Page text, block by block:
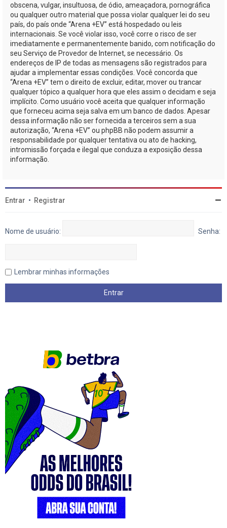
obscena, vulgar, insultuosa, de ódio, ameaçadora, pornográfica
ou qualquer outro material que possa violar qualquer lei do seu
país, do país onde “Arena +EV” está hospedado ou leis
internacionais. Se você violar isso, você corre o risco de ser
imediatamente e permanentemente banido, com notificação do
seu Serviço de Provedor de Internet, se necessário. Os
endereços de IP de todas as mensagens são registrados para
ajudar a implementar essas condições. Você concorda que
“Arena +EV” tem o direito de excluir, editar, mover ou trancar
qualquer tópico a qualquer hora que eles assim o decidam e seja
implícito. Como usuário você aceita que qualquer informação
que forneceu acima seja salva em um banco de dados. Apesar
dessa informação não ser fornecida a terceiros sem a sua
autorização, “Arena +EV” ou phpBB não podem assumir a
responsabilidade por qualquer tentativa ou ato de hacking,
intromissão forçada e ilegal que conduza a exposição dessa
informação.
Entrar • Registrar
Nome de usuário: Senha:
Lembrar minhas informações